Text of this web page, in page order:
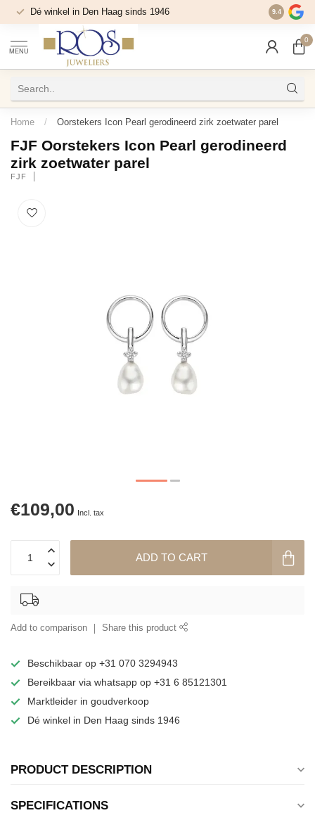
Dé winkel in Den Haag sinds 1946 9.4
MENU
0
Home / Oorstekers Icon Pearl gerodineerd zirk zoetwater parel
FJF Oorstekers Icon Pearl gerodineerd
zirk zoetwater parel
FJF
€109,00 Incl. tax
ADD TO CART
Add to comparison Share this product
Beschikbaar op +31 070 3294943
Bereikbaar via whatsapp op +31 6 85121301
Marktleider in goudverkoop
Dé winkel in Den Haag sinds 1946
PRODUCT DESCRIPTION
SPECIFICATIONS